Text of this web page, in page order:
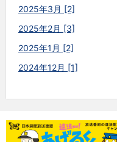
2025年3月 [2]
2025年2月 [3]
2025年1月 [2]
2024年12月 [1]